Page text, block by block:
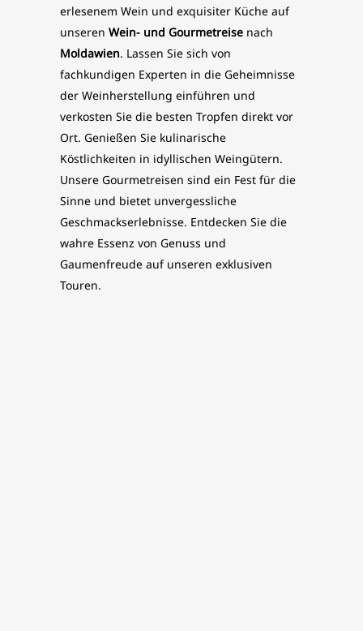
erlesenem Wein und exquisiter Küche auf
unseren Wein- und Gourmetreise nach
Moldawien. Lassen Sie sich von
fachkundigen Experten in die Geheimnisse
der Weinherstellung einführen und
verkosten Sie die besten Tropfen direkt vor
Ort. Genießen Sie kulinarische
Köstlichkeiten in idyllischen Weingütern.
Unsere Gourmetreisen sind ein Fest für die
Sinne und bietet unvergessliche
Geschmackserlebnisse. Entdecken Sie die
wahre Essenz von Genuss und
Gaumenfreude auf unseren exklusiven
Touren.